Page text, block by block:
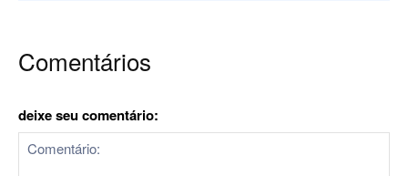
Comentários
deixe seu comentário: